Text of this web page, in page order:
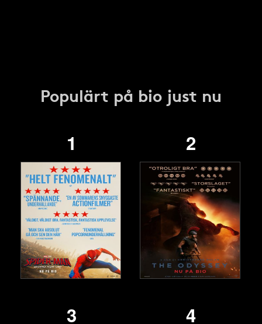
Populärt på bio just nu
1 2
3 4